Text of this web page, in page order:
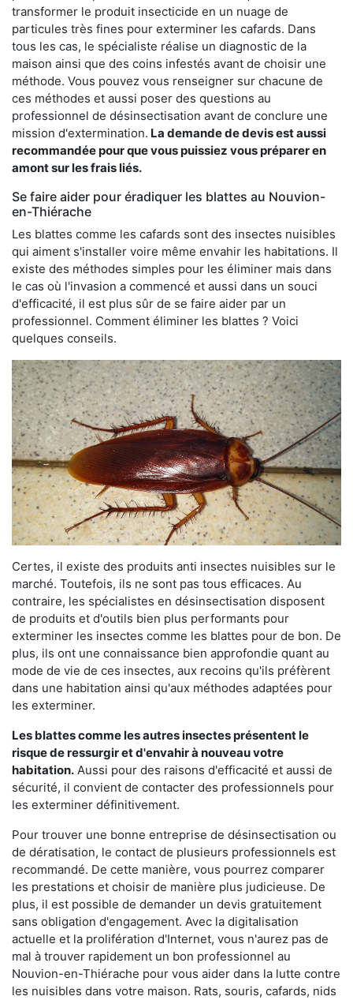
transformer le produit insecticide en un nuage de
particules très fines pour exterminer les cafards. Dans
tous les cas, le spécialiste réalise un diagnostic de la
maison ainsi que des coins infestés avant de choisir une
méthode. Vous pouvez vous renseigner sur chacune de
ces méthodes et aussi poser des questions au
professionnel de désinsectisation avant de conclure une
mission d'extermination. La demande de devis est aussi
recommandée pour que vous puissiez vous préparer en
amont sur les frais liés.
Se faire aider pour éradiquer les blattes au Nouvion-
en-Thiérache
Les blattes comme les cafards sont des insectes nuisibles
qui aiment s'installer voire même envahir les habitations. Il
existe des méthodes simples pour les éliminer mais dans
le cas où l'invasion a commencé et aussi dans un souci
d'efficacité, il est plus sûr de se faire aider par un
professionnel. Comment éliminer les blattes ? Voici
quelques conseils.
Certes, il existe des produits anti insectes nuisibles sur le
marché. Toutefois, ils ne sont pas tous efficaces. Au
contraire, les spécialistes en désinsectisation disposent
de produits et d'outils bien plus performants pour
exterminer les insectes comme les blattes pour de bon. De
plus, ils ont une connaissance bien approfondie quant au
mode de vie de ces insectes, aux recoins qu'ils préfèrent
dans une habitation ainsi qu'aux méthodes adaptées pour
les exterminer.
Les blattes comme les autres insectes présentent le
risque de ressurgir et d'envahir à nouveau votre
habitation. Aussi pour des raisons d'efficacité et aussi de
sécurité, il convient de contacter des professionnels pour
les exterminer définitivement.
Pour trouver une bonne entreprise de désinsectisation ou
de dératisation, le contact de plusieurs professionnels est
recommandé. De cette manière, vous pourrez comparer
les prestations et choisir de manière plus judicieuse. De
plus, il est possible de demander un devis gratuitement
sans obligation d'engagement. Avec la digitalisation
actuelle et la prolifération d'Internet, vous n'aurez pas de
mal à trouver rapidement un bon professionnel au
Nouvion-en-Thiérache pour vous aider dans la lutte contre
les nuisibles dans votre maison. Rats, souris, cafards, nids